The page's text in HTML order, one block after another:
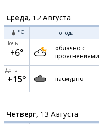
Среда, 12 Августа
°C Погода
Ночь
+6°
облачно с
прояснениями
День
+15° пасмурно
Четверг, 13 Августа